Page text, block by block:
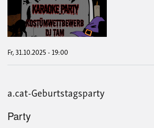
Fr, 31.10.2025 - 19:00
a.cat-Geburtstagsparty
Party